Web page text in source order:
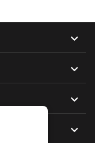



